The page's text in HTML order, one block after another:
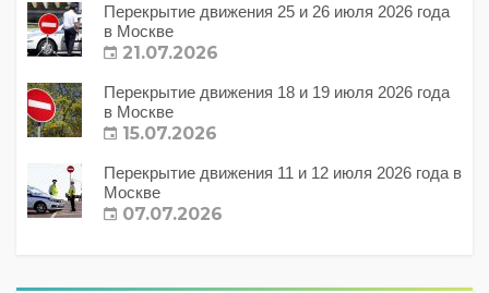
Перекрытие движения 25 и 26 июля 2026 года
в Москве
21.07.2026
Перекрытие движения 18 и 19 июля 2026 года
в Москве
15.07.2026
Перекрытие движения 11 и 12 июля 2026 года в
Москве
07.07.2026